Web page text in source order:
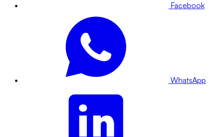
Facebook
WhatsApp